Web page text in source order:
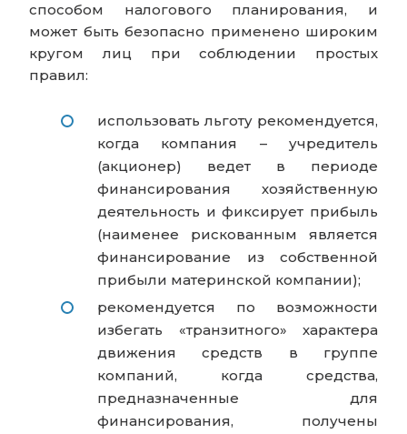
способом налогового планирования, и
может быть безопасно применено широким
кругом лиц при соблюдении простых
правил:
использовать льготу рекомендуется,
когда компания – учредитель
(акционер) ведет в периоде
финансирования хозяйственную
деятельность и фиксирует прибыль
(наименее рискованным является
финансирование из собственной
прибыли материнской компании);
рекомендуется по возможности
избегать «транзитного» характера
движения средств в группе
компаний, когда средства,
предназначенные для
финансирования, получены